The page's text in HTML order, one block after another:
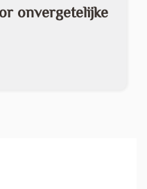
onvergetelijke